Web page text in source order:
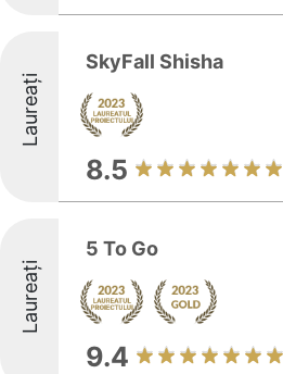
Laureați
SkyFall Shisha
8.5
Laureați
5 To Go
9.4